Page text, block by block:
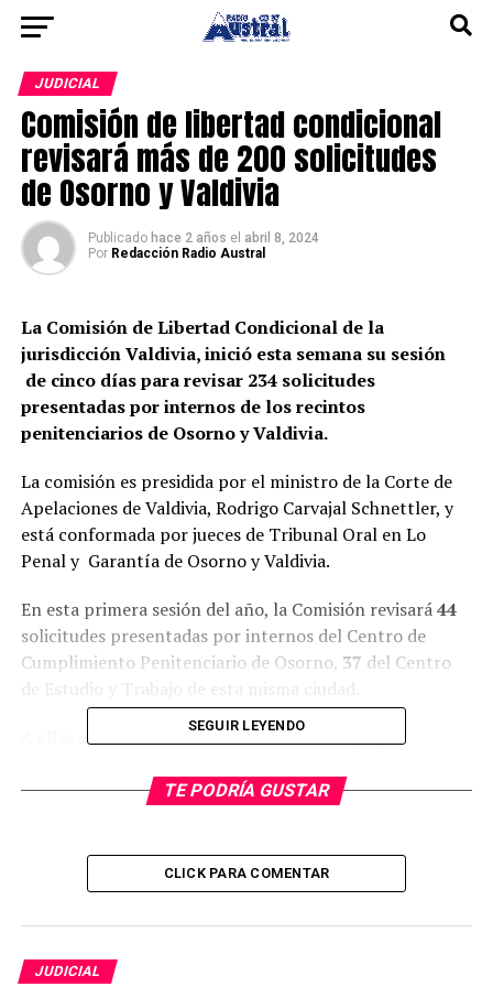
JUDICIAL
Comisión de libertad condicional
revisará más de 200 solicitudes
de Osorno y Valdivia
Publicado hace 2 años el abril 8, 2024
Por Redacción Radio Austral
La Comisión de Libertad Condicional de la
jurisdicción Valdivia, inició esta semana su sesión
de cinco días para revisar 234 solicitudes
presentadas por internos de los recintos
penitenciarios de Osorno y Valdivia.
La comisión es presidida por el ministro de la Corte de
Apelaciones de Valdivia, Rodrigo Carvajal Schnettler, y
está conformada por jueces de Tribunal Oral en Lo
Penal y Garantía de Osorno y Valdivia.
En esta primera sesión del año, la Comisión revisará44
solicitudes presentadas por internos del Centro de
Cumplimiento Penitenciario de Osorno, 37 del Centro
A ellas se suman
133solicitudes del Complejo
Trabajo de Valdivia.
solicitudes para optar al beneficio carcelario de los
internos, en virtud del cumplimiento de los requisitos
SEGUIR LEYENDO
TE PODRÍA GUSTAR
CLICK PARA COMENTAR
JUDICIAL